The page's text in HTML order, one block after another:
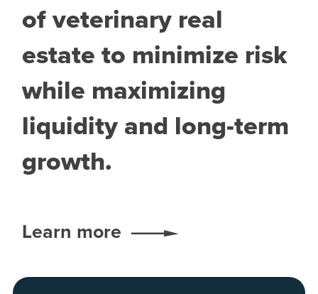
of veterinary real
estate to minimize risk
while maximizing
liquidity and long-term
growth.
Learn more